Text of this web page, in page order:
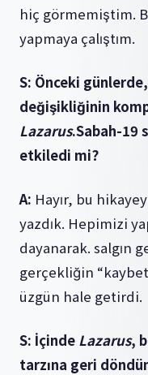
hiç görmemiştim.
yapmaya çalıştım.
S: Önceki
değişikliğinin
Lazarus.Sabah-19
etkiledi mi?
A: Hayır, bu
yazdık. Hepimizi
dayanarak. salgın
gerçekliğin
üzgün hale getirdi.
S: İçinde Lazarus,
tarzına geri